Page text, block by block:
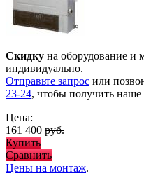
Скидку на оборудование и
индивидуально.
Отправьте запрос или
23-24, чтобы получить наше
Цена:
161 400 руб.
Купить
Сравнить
Цены на монтаж.